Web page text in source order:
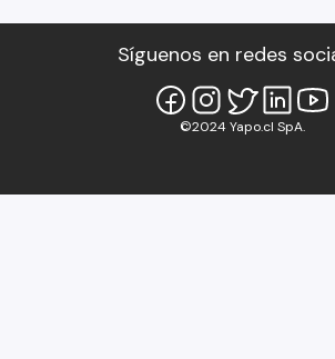
Síguenos en redes
©2024 Yapo.cl SpA.